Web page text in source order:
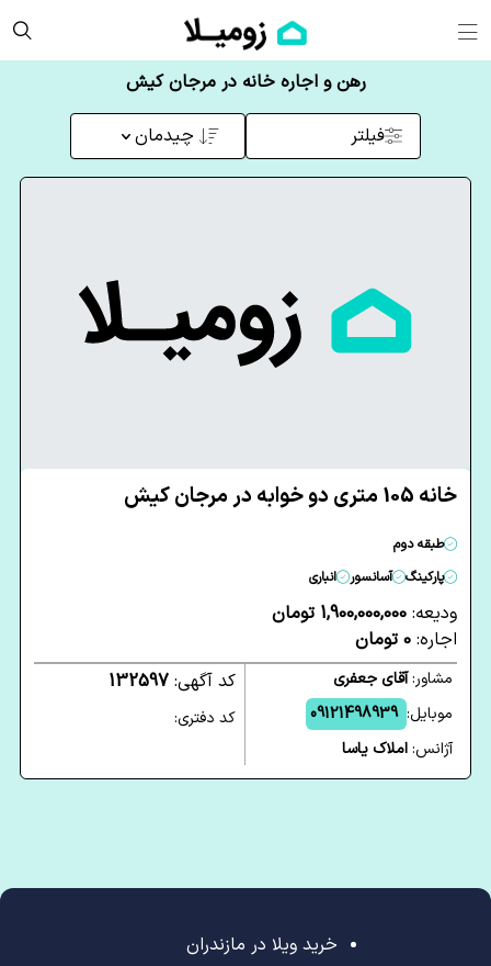
رهن و اجاره خانه در مرجان کیش
فیلتر چیدمان
خانه 105 متری دو خوابه در مرجان کیش
طبقه دوم
پارکینگ
آسانسور انباری
ودیعه: 1,900,000,000 تومان
اجاره: 0 تومان
مشاور:آقای جعفری
موبایل: 09121498939
آژانس:املاک یاسا
کد آگهی: 132597
کد دفتری:
خرید ویلا در مازندران